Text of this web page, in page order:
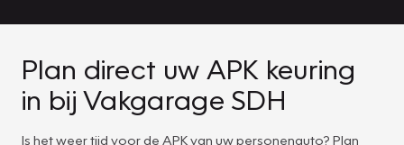
Plan direct uw APK keuring
in bij Vakgarage SDH
Is het weer tijd voor de APK van uw personenauto? Plan